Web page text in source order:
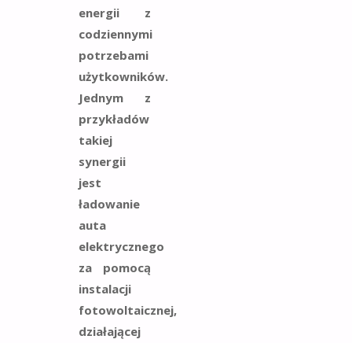
energii z
codziennymi
potrzebami
użytkowników.
Jednym z
przykładów
takiej
synergii
jest
ładowanie
auta
elektrycznego
za pomocą
instalacji
fotowoltaicznej,
działającej